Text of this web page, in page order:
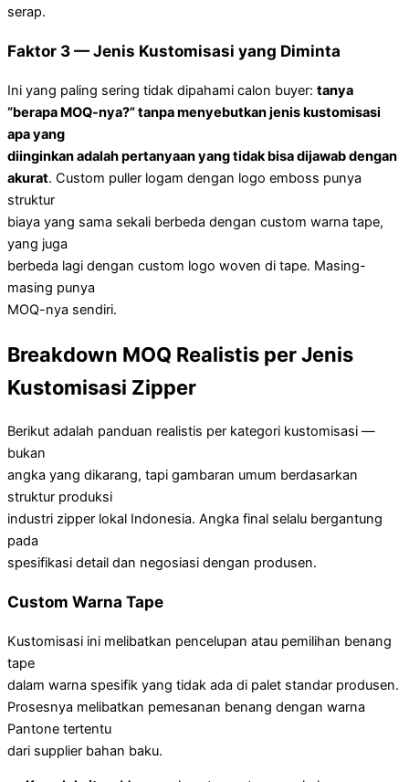
serap.
Faktor 3 — Jenis Kustomisasi yang Diminta
Ini yang paling sering tidak dipahami calon buyer: tanya
“berapa MOQ-nya?” tanpa menyebutkan jenis kustomisasi
apa yang
diinginkan adalah pertanyaan yang tidak bisa dijawab dengan
akurat. Custom puller logam dengan logo emboss punya
struktur
biaya yang sama sekali berbeda dengan custom warna tape,
yang juga
berbeda lagi dengan custom logo woven di tape. Masing-
masing punya
MOQ-nya sendiri.
Breakdown MOQ Realistis per Jenis
Kustomisasi Zipper
Berikut adalah panduan realistis per kategori kustomisasi —
bukan
angka yang dikarang, tapi gambaran umum berdasarkan
struktur produksi
industri zipper lokal Indonesia. Angka final selalu bergantung
pada
spesifikasi detail dan negosiasi dengan produsen.
Custom Warna Tape
Kustomisasi ini melibatkan pencelupan atau pemilihan benang
tape
dalam warna spesifik yang tidak ada di palet standar produsen.
Prosesnya melibatkan pemesanan benang dengan warna
Pantone tertentu
dari supplier bahan baku.